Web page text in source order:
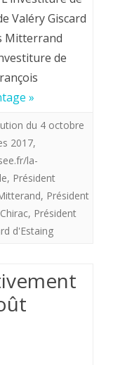
des
Valéry Giscard
Mitterrand
de
»
du 4 octobre
2017,
la-
, Président
, Président
, Président
d'Estaing